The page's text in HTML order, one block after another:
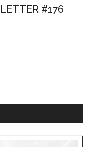
#176